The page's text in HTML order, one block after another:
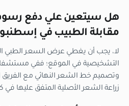
هل سيتعين علي دفع
مقابلة الطبيب في
لا، يجب أن يغطي عرض السعر الطبي
التشخيصية في الموقع؛ ففي
وتصميم خط الشعر النهائي مع الفريق
زراعة الشعر الأصلية المتفق عليها في